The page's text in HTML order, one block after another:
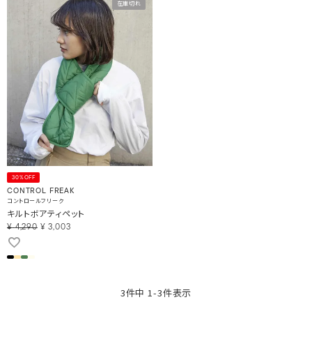
30%OFF
CONTROL FREAK
コントロールフリーク
キルトボアティペット
¥ 4,290 ¥ 3,003
在庫切れ
3件中 1 -3件表示